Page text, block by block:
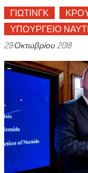
ΓΙΩΤΙΝΓΚ
ΥΠΟΥΡΓΕΙΟ
29 Οκτωβρίου 2018